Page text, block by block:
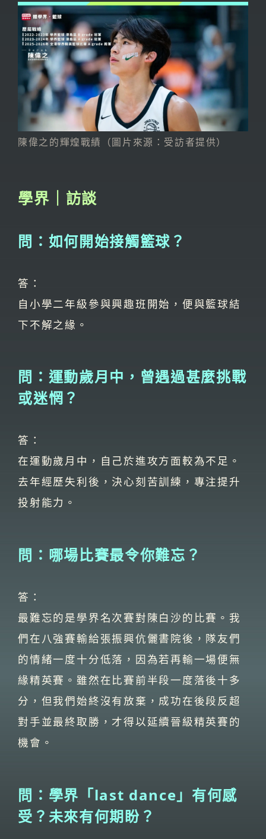
陳偉之的輝煌戰績（圖片來源：受訪者提供）
學界｜訪談
問：如何開始接觸籃球？
答：
自小學二年級參與興趣班開始，便與籃球結
下不解之緣。
問：運動歲月中，曾遇過甚麼挑戰
或迷惘？
答：
在運動歲月中，自己於進攻方面較為不足。
去年經歷失利後，決心刻苦訓練，專注提升
投射能力。
問：哪場比賽最令你難忘？
答：
最難忘的是學界名次賽對陳白沙的比賽。我
們在八強賽輸給張振興伉儷書院後，隊友們
的情緒一度十分低落，因為若再輸一場便無
緣精英賽。雖然在比賽前半段一度落後十多
分，但我們始終沒有放棄，成功在後段反超
對手並最終取勝，才得以延續晉級精英賽的
機會。
問：學界「last dance」有何感
受？未來有何期盼？